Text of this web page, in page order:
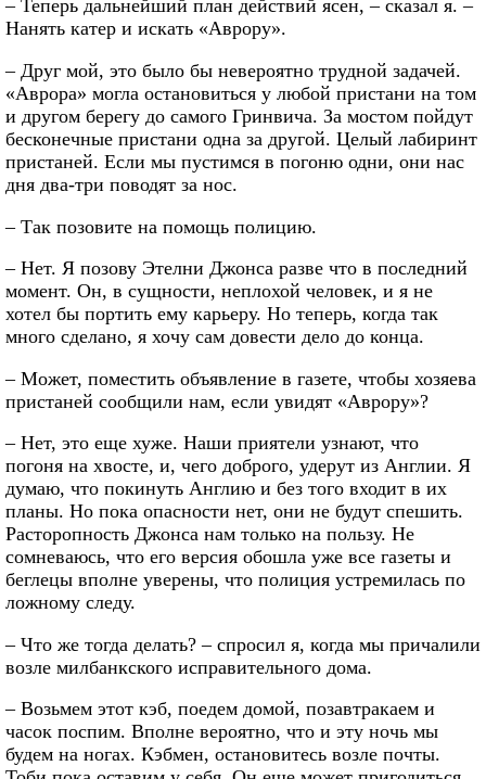
– Теперь дальнейший план действий ясен, – сказал я. –
Нанять катер и искать «Аврору».
– Друг мой, это было бы невероятно трудной задачей.
«Аврора» могла остановиться у любой пристани на том
и другом берегу до самого Гринвича. За мостом пойдут
бесконечные пристани одна за другой. Целый лабиринт
пристаней. Если мы пустимся в погоню одни, они нас
дня два-три поводят за нос.
– Так позовите на помощь полицию.
– Нет. Я позову Этелни Джонса разве что в последний
момент. Он, в сущности, неплохой человек, и я не
хотел бы портить ему карьеру. Но теперь, когда так
много сделано, я хочу сам довести дело до конца.
– Может, поместить объявление в газете, чтобы хозяева
пристаней сообщили нам, если увидят «Аврору»?
– Нет, это еще хуже. Наши приятели узнают, что
погоня на хвосте, и, чего доброго, удерут из Англии. Я
думаю, что покинуть Англию и без того входит в их
планы. Но пока опасности нет, они не будут спешить.
Расторопность Джонса нам только на пользу. Не
сомневаюсь, что его версия обошла уже все газеты и
беглецы вполне уверены, что полиция устремилась по
ложному следу.
– Что же тогда делать? – спросил я, когда мы причалили
возле милбанкского исправительного дома.
– Возьмем этот кэб, поедем домой, позавтракаем и
часок поспим. Вполне вероятно, что и эту ночь мы
будем на ногах. Кэбмен, остановитесь возле почты.